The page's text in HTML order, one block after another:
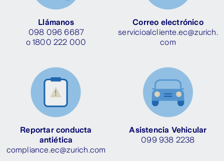
Llámanos
098 096 6687
o 1800 222 000
Correo electrónico
servicioalcliente.ec@zurich.
com
Reportar conducta
antiética
compliance.ec@zurich.com
Asistencia Vehicular
099 938 2238